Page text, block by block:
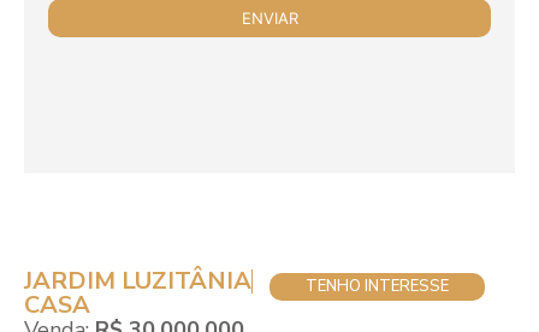
JARDIM LUZITÂNIA
CASA
TENHO INTERESSE